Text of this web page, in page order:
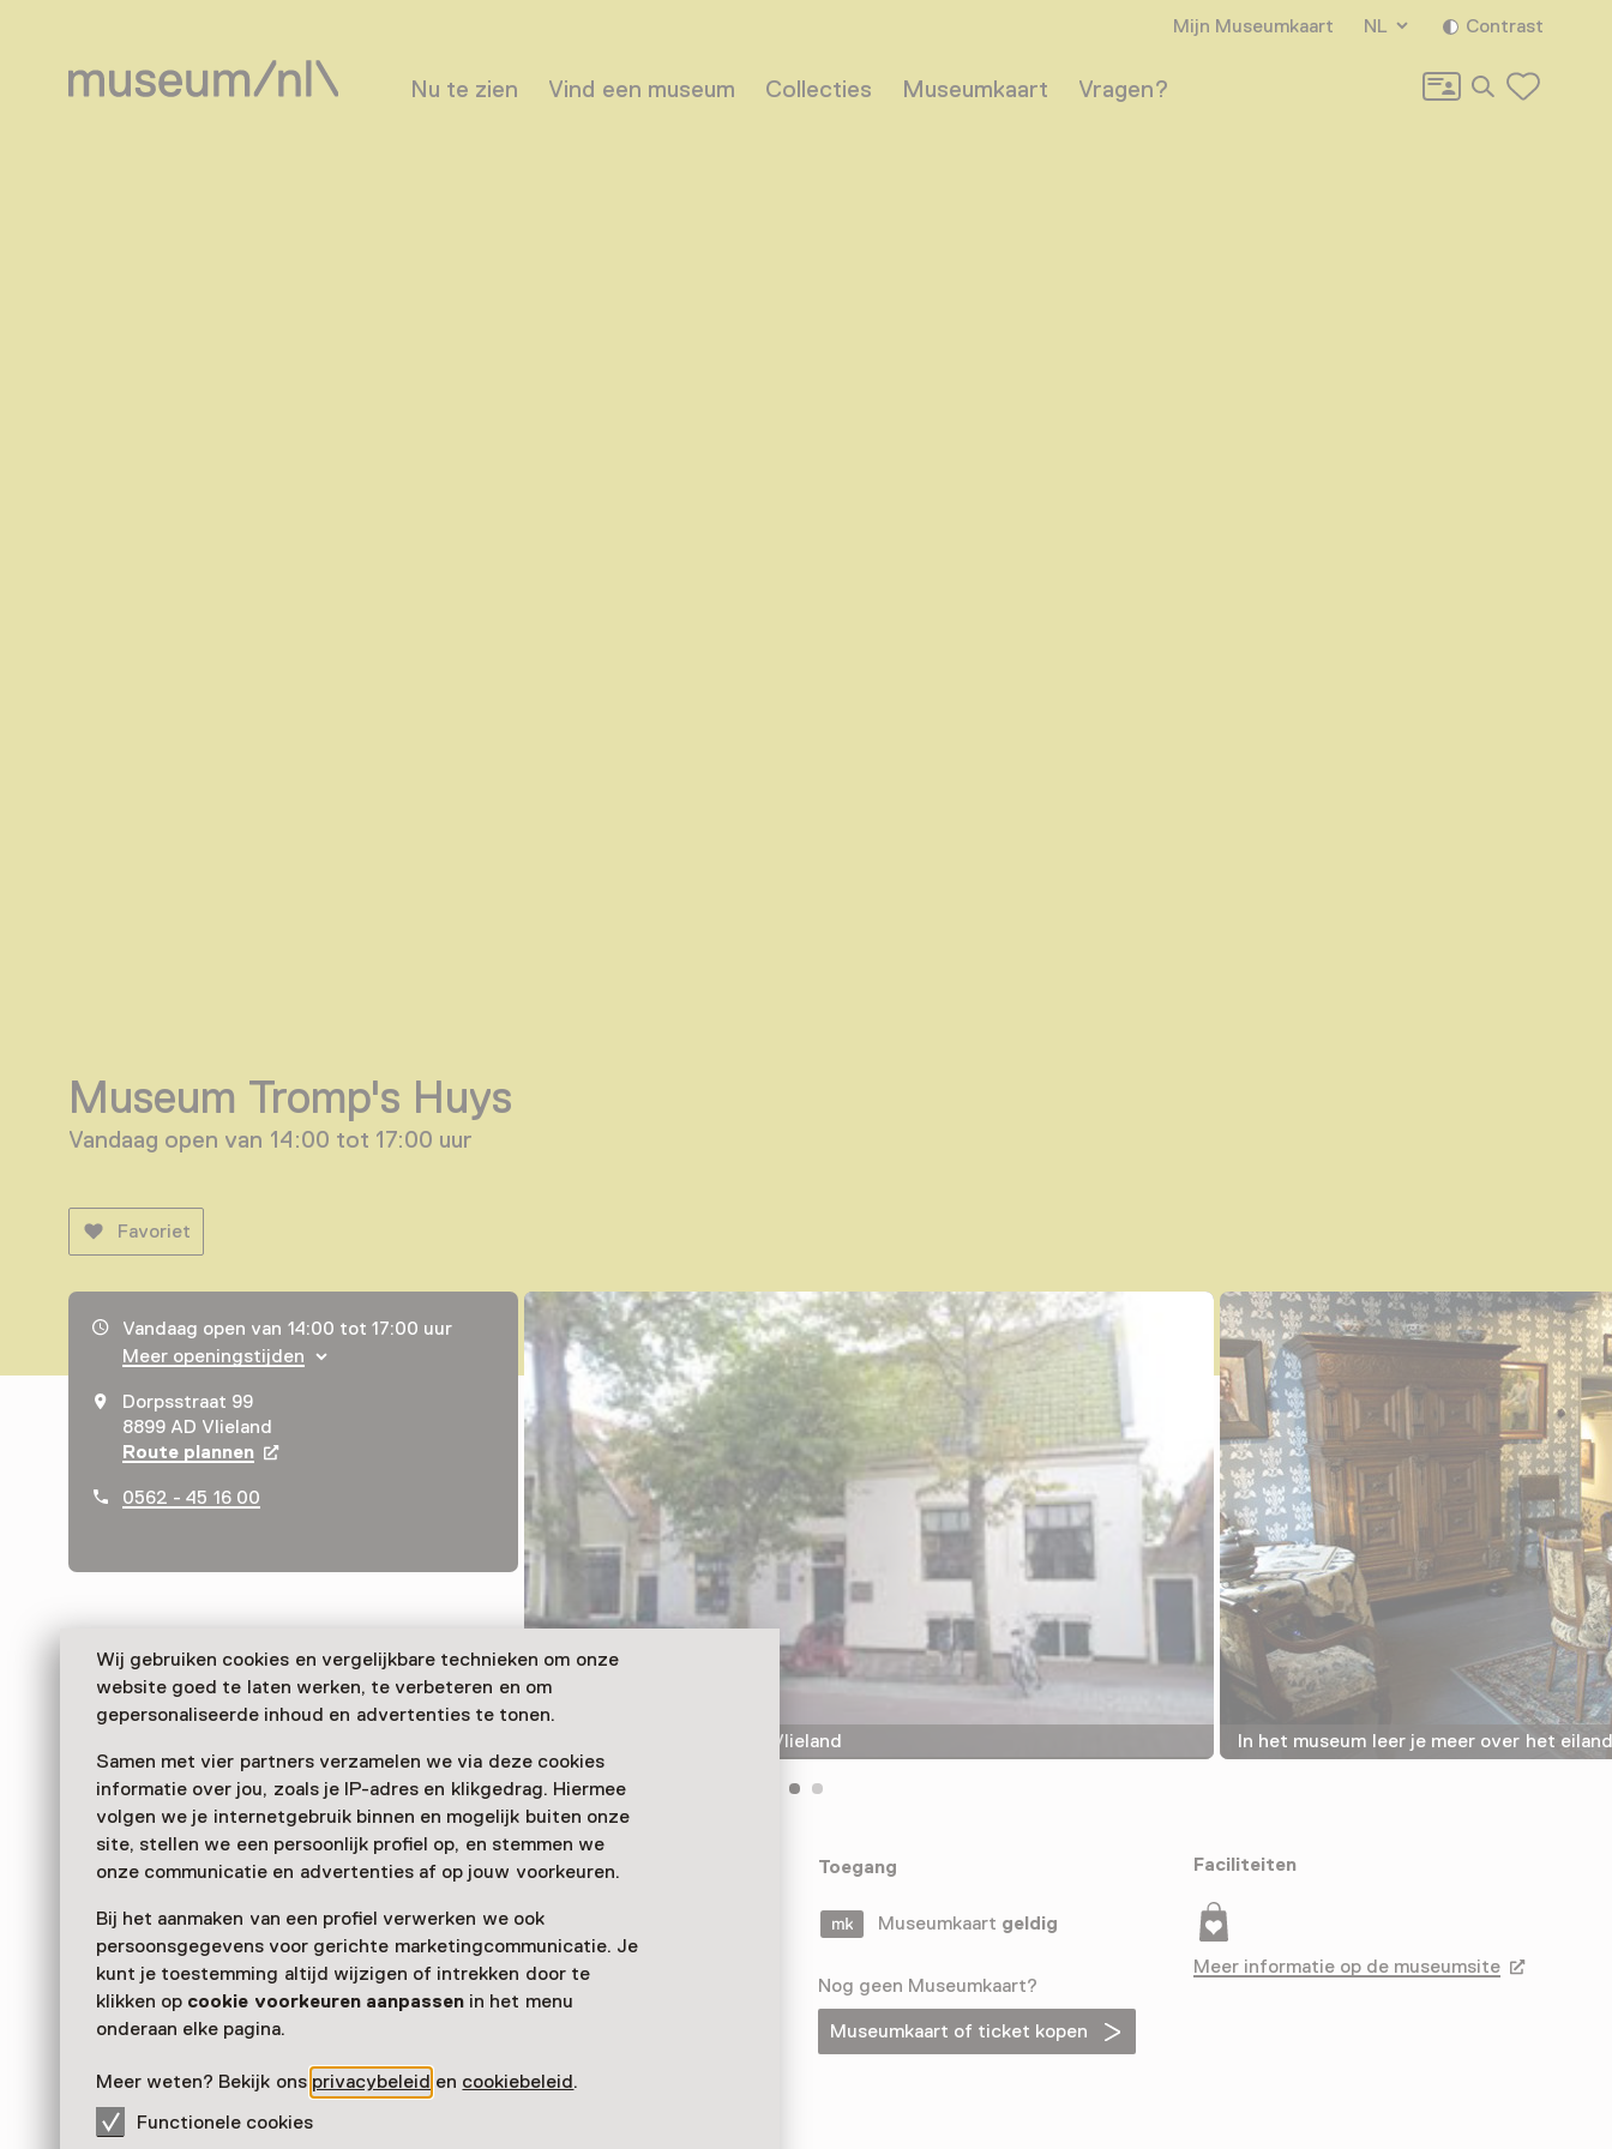
Wij gebruiken cookies en vergelijkbare technieken om onze
website goed te laten werken, te verbeteren en om
gepersonaliseerde inhoud en advertenties te tonen.
Samen met vier partners verzamelen we via deze cookies
informatie over jou, zoals je IP-adres en klikgedrag. Hiermee
volgen we je internetgebruik binnen en mogelijk buiten onze
site, stellen we een persoonlijk profiel op, en stemmen we
onze communicatie en advertenties af op jouw voorkeuren.
Bij het aanmaken van een profiel verwerken we ook
persoonsgegevens voor gerichte marketingcommunicatie. Je
kunt je toestemming altijd wijzigen of intrekken door te
klikken op cookie voorkeuren aanpassenin het menu
onderaan elke pagina.
Meer weten? Bekijk ons privacybeleid en cookiebeleid.
Functionele cookies
Nu te zien Vind een museum Collecties Museumkaart Vragen?
Mijn Museumkaart NL Contrast
Zoeken
Museum Tromp's Huys
Vandaag open van 14:00 tot 17:00 uur
Favoriet
Openingstijden, adres & telefoonnummer
Vandaag open van 14:00 tot 17:00 uur
Meer openingstijden
Dorpsstraat 99
8899 AD Vlieland
Route plannen Opent in een nieuw tabblad
0562 - 45 16 00
Museum Tromp's Huys op Vlieland In het museum leer je meer over het
Museum Tromp's Huys op het waddeneiland Vlieland toont de
dorp West-Vlieland, de walvisvaart en het schip de Lutine.
Verder lezen
Toegang
Museumkaart geldig
Nog geen Museumkaart?
Museumkaart of ticket kopen
Faciliteiten
Museumwinkel
Meer informatie op de museumsite Opent in